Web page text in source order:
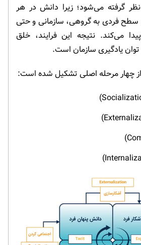
گرفته می‌شود؛ زیرا دانش در هر
سطح فردی به گروهی، سازمانی و حتی
می‌کند. نتیجه این فرایند، خلق
یادگیری سازمان است.
از چهار مرحله اصلی تشکیل شده است: